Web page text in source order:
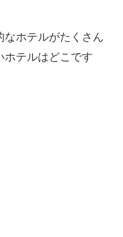
ホテルがたくさん
ホテルはどこです